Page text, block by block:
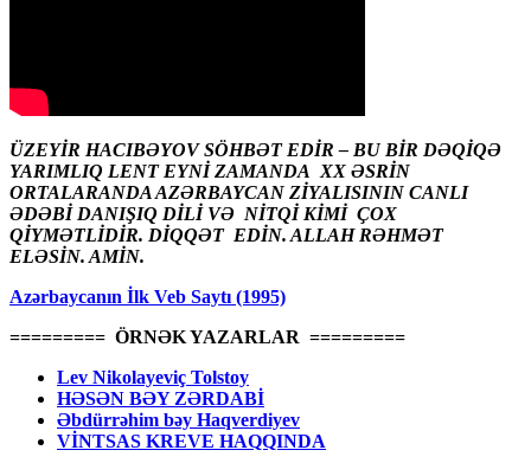
ÜZEYİR HACIBƏYOV SÖHBƏT EDİR – BU BİR DƏQİQƏ
YARIMLIQ LENT EYNİ ZAMANDA XX ƏSRİN
ORTALARANDA AZƏRBAYCAN ZİYALISININ CANLI
ƏDƏBİ DANIŞIQ DİLİ VƏ NİTQİ KİMİ ÇOX
QİYMƏTLİDİR. DİQQƏT EDİN. ALLAH RƏHMƏT
ELƏSİN. AMİN.
Azərbaycanın İlk Veb Saytı (1995)
========= ÖRNƏK YAZARLAR =========
Lev Nikolayeviç Tolstoy
HƏSƏN BƏY ZƏRDABİ
Əbdürrəhim bəy Haqverdiyev
VİNTSAS KREVE HAQQINDA